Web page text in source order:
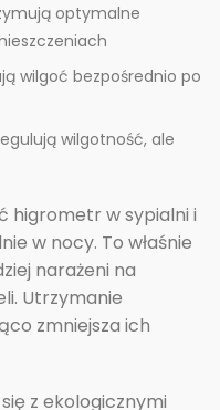
optymalne
wilgoć bezpośrednio po
wilgotność, ale
higrometr w sypialni i
w nocy. To właśnie
narażeni na
Utrzymanie
zmniejsza ich
z ekologicznymi